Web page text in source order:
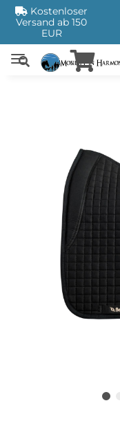
Kostenloser
Versand ab 150
EUR